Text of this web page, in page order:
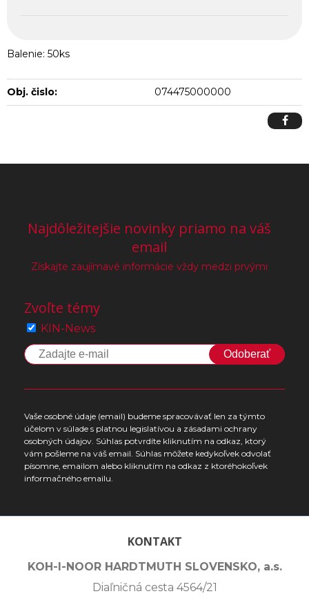
Balenie: 50ks
Obj. čislo: 074475000000
Najdôležitejšie novinky priamo na váš
email
Získajte zaujímavé informácie vždy medzi prvými
Zvoľte témy
KIN-News
Odoberať
Vaše osobné údaje (email) budeme spracovávať len za týmto
účelom v súlade s platnou legislatívou a zásadami ochrany
osobných údajov. Súhlas potvrdíte kliknutím na odkaz, ktorý
vám pošleme na váš email. Súhlas môžete kedykoľvek odvolať
písomne, emailom alebo kliknutím na odkaz z ktoréhokoľvek
informačného emailu.
KONTAKT
KOH-I-NOOR HARDTMUTH SLOVENSKO, a.s.
Diaľničná cesta 4564/21